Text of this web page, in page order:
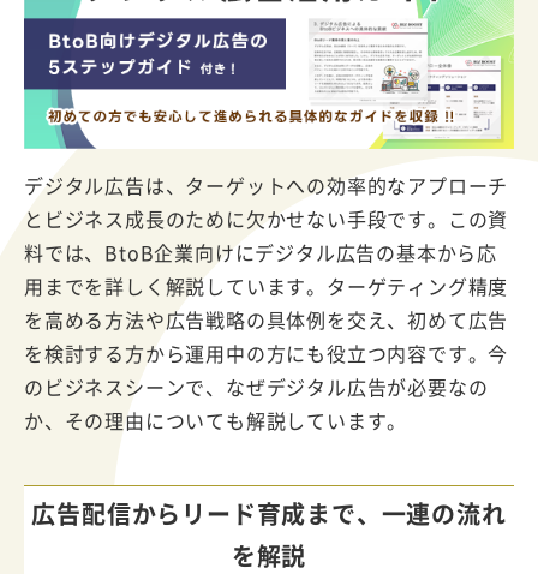
デジタル広告は、ターゲットへの効率的なアプローチ
とビジネス成長のために欠かせない手段です。この資
料では、BtoB企業向けにデジタル広告の基本から応
用までを詳しく解説しています。ターゲティング精度
を高める方法や広告戦略の具体例を交え、初めて広告
を検討する方から運用中の方にも役立つ内容です。今
のビジネスシーンで、なぜデジタル広告が必要なの
か、その理由についても解説しています。
広告配信からリード育成まで、一連の流れ
を解説